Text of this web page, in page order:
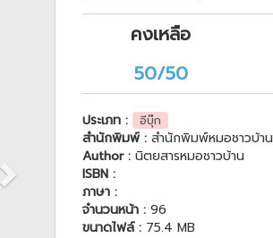
คงเหลือ
50/50
ประเภท : อีบุ๊ก
สำนักพิมพ์ : สำนักพิมพ์หมอชาวบ้าน
Author : นิตยสารหมอชาวบ้าน
ISBN :
ภาษา :
จำนวนหน้า : 96
ขนาดไฟล์ : 75.4 MB